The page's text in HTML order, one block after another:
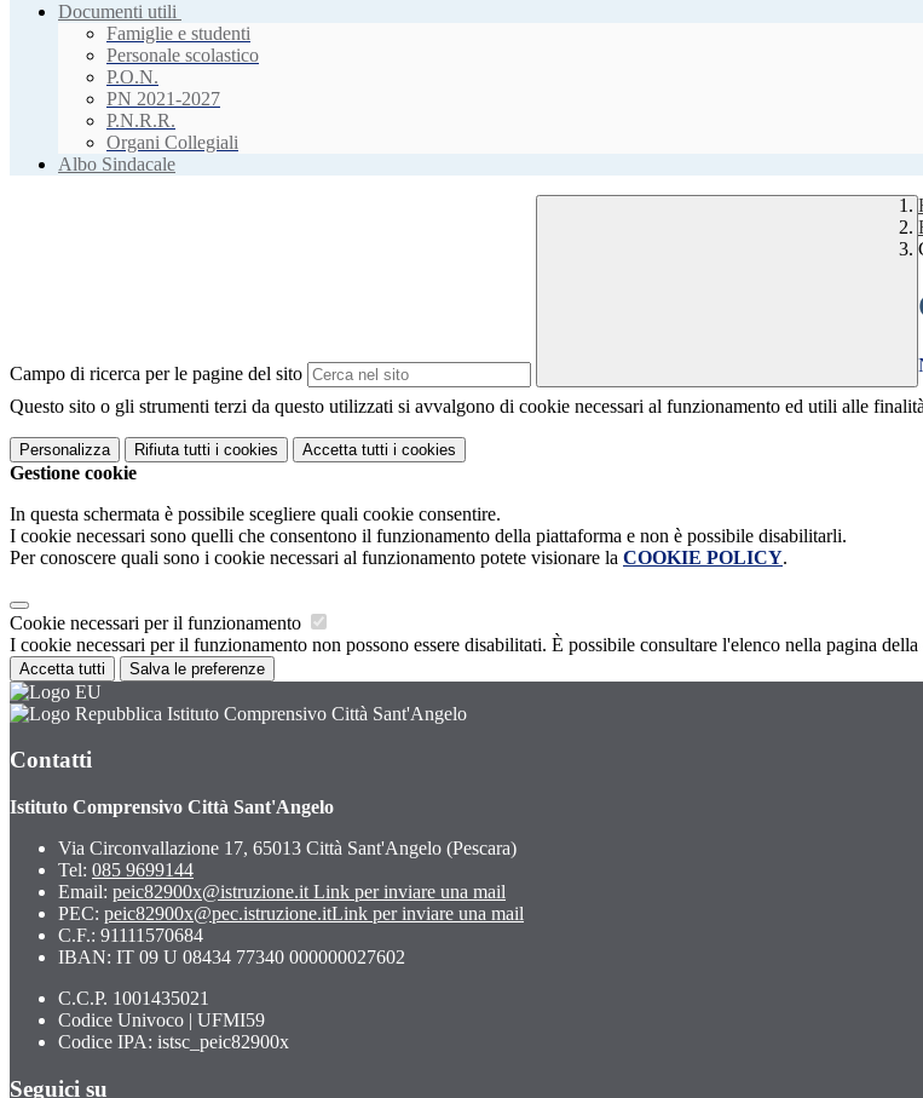
Documenti utili
Famiglie e studenti
Personale scolastico
P.O.N.
PN 2021-2027
P.N.R.R.
Organi Collegiali
Albo Sindacale
Campo di ricerca per le pagine del sito
Questo sito o gli strumenti terzi da questo utilizzati si avvalgono di cookie necessari al funzionamento ed utili alle
Personalizza Rifiuta tutti i cookies Accetta tutti i cookies
Gestione cookie
In questa schermata è possibile scegliere quali cookie consentire.
I cookie necessari sono quelli che consentono il funzionamento della piattaforma e non è possibile disabilitarli.
Per conoscere quali sono i cookie necessari al funzionamento potete visionare la COOKIE POLICY.
Cookie necessari per il funzionamento
I cookie necessari per il funzionamento non possono essere disabilitati. È possibile consultare l'elenco nella pagina
Accetta tutti Salva le preferenze
Istituto Comprensivo Città Sant'Angelo
Contatti
Istituto Comprensivo Città Sant'Angelo
Via Circonvallazione 17, 65013 Città Sant'Angelo (Pescara)
Tel: 085 9699144
Email: peic82900x@istruzione.it Link per inviare una mail
PEC: peic82900x@pec.istruzione.itLink per inviare una mail
C.F.: 91111570684
IBAN: IT 09 U 08434 77340 000000027602
C.C.P. 1001435021
Codice Univoco | UFMI59
Codice IPA: istsc_peic82900x
Seguici su